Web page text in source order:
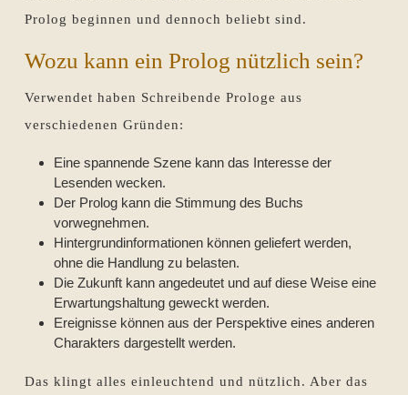
Prolog beginnen und dennoch beliebt sind.
Wozu kann ein Prolog nützlich sein?
Verwendet haben Schreibende Prologe aus
verschiedenen Gründen:
Eine spannende Szene kann das Interesse der
Lesenden wecken.
Der Prolog kann die Stimmung des Buchs
vorwegnehmen.
Hintergrundinformationen können geliefert werden,
ohne die Handlung zu belasten.
Die Zukunft kann angedeutet und auf diese Weise eine
Erwartungshaltung geweckt werden.
Ereignisse können aus der Perspektive eines anderen
Charakters dargestellt werden.
Das klingt alles einleuchtend und nützlich. Aber das